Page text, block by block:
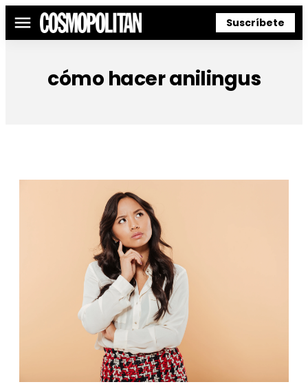
Menú Suscríbete
cómo hacer anilingus